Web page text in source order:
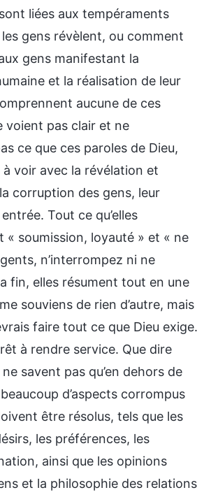
liées aux tempéraments
gens révèlent, ou comment
gens manifestant la
et la réalisation de leur
aucune de ces
voient pas clair et ne
ce que ces paroles de Dieu,
voir avec la révélation et
corruption des gens, leur
Tout ce qu’elles
« soumission, loyauté » et « ne
n’interrompez ni ne
fin, elles résument tout en une
souviens de rien d’autre, mais
faire tout ce que Dieu exige.
à rendre service. Que dire
ne savent pas qu’en dehors de
d’aspects corrompus
être résolus, tels que les
les préférences, les
ainsi que les opinions
et la philosophie des relations